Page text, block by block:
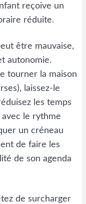
reçoive un
réduite.
être mauvaise,
autonomie.
tourner la maison
laissez-le
les temps
avec le rythme
un créneau
de faire les
de son agenda
de surcharger